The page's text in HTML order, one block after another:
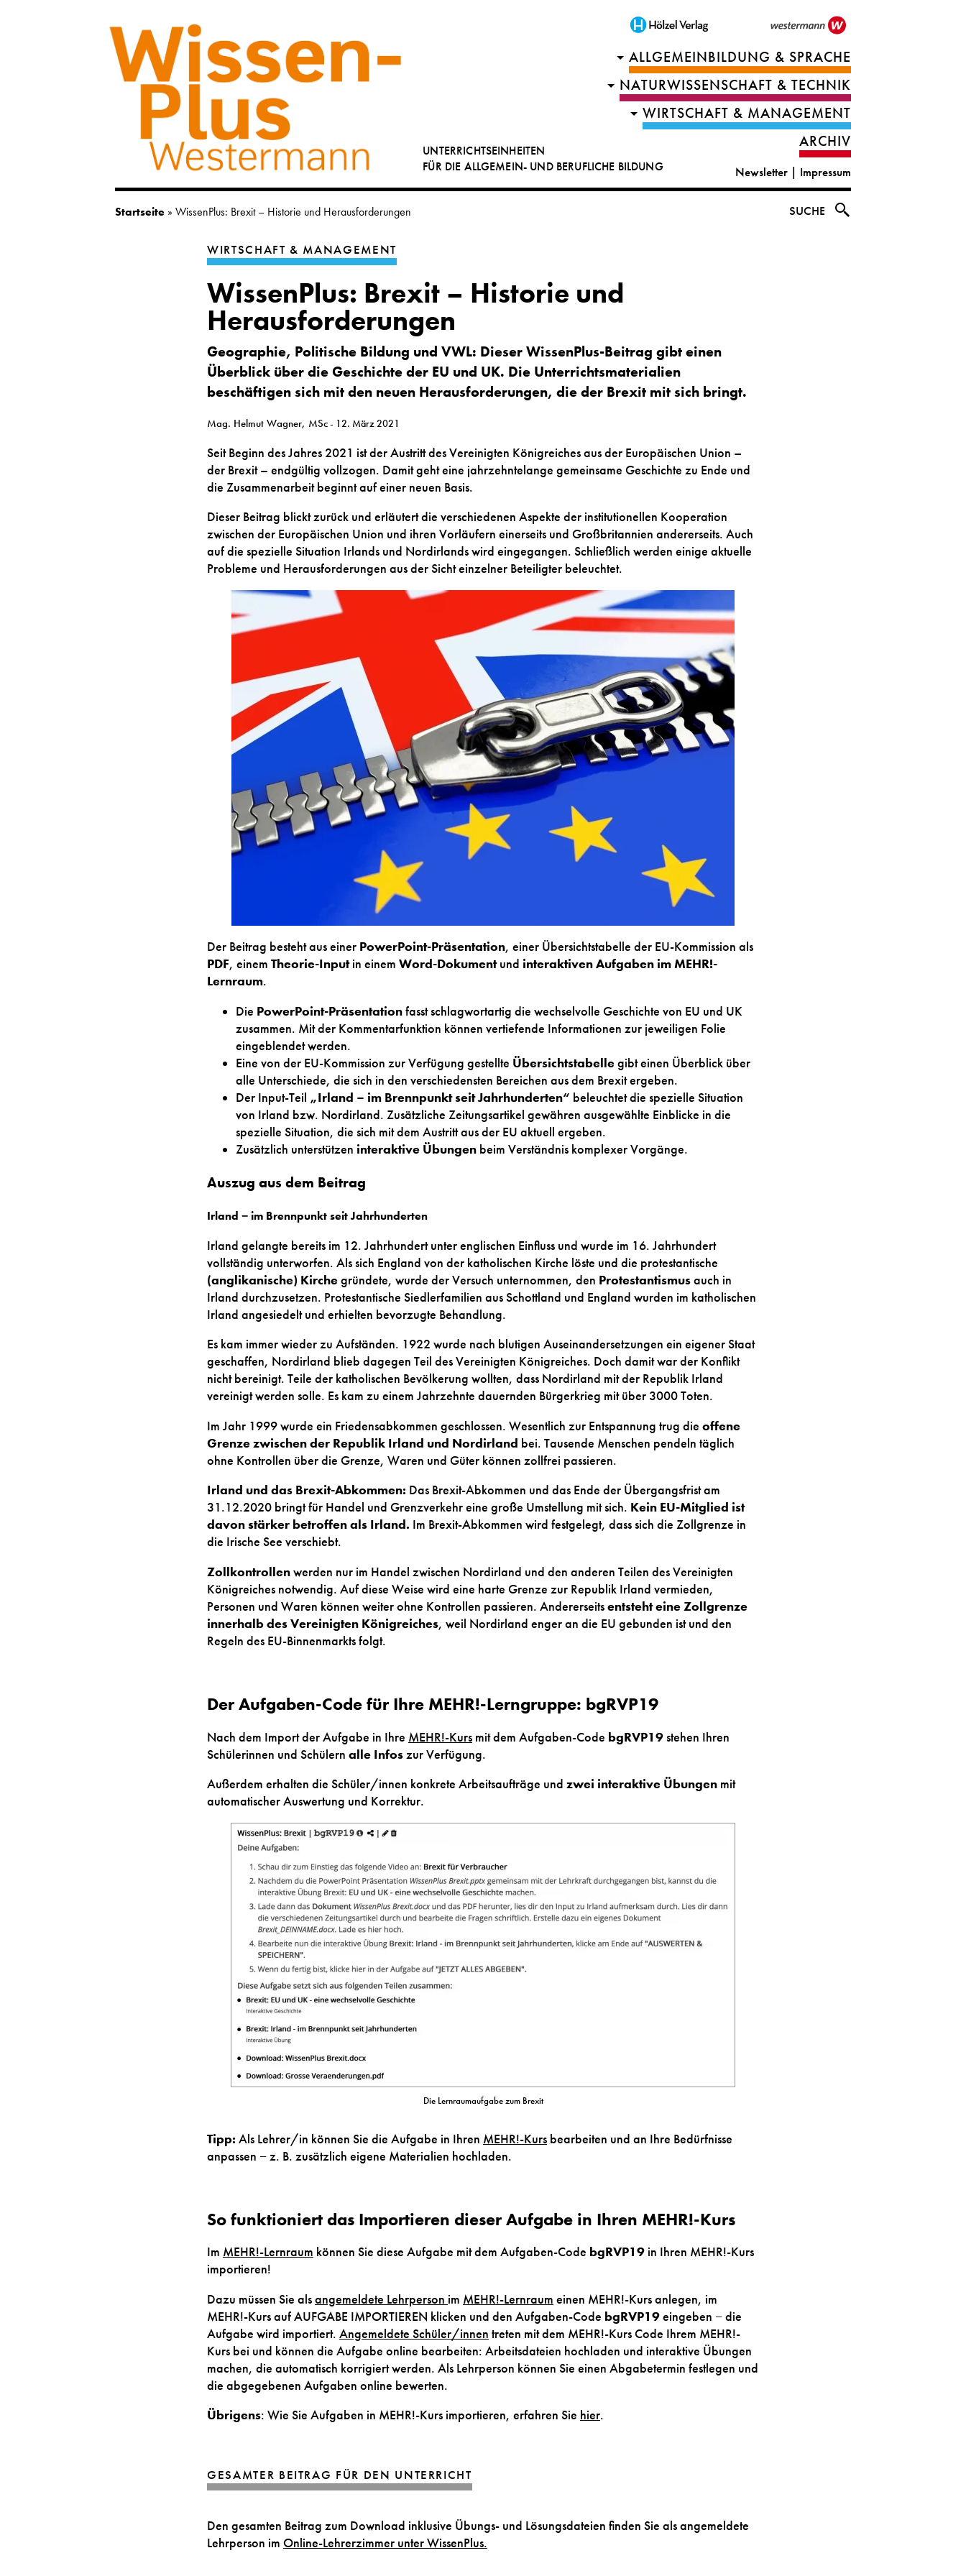
UNTERRICHTSEINHEITEN
FÜR DIE ALLGEMEIN- UND BERUFLICHE BILDUNG
ALLGEMEINBILDUNG & SPRACHE
NATURWISSENSCHAFT & TECHNIK
WIRTSCHAFT & MANAGEMENT
ARCHIV
Newsletter Impressum
Startseite » WissenPlus: Brexit – Historie und Herausforderungen SUCHE
WIRTSCHAFT & MANAGEMENT
WissenPlus: Brexit – Historie und
Herausforderungen
Geographie, Politische Bildung und VWL: Dieser WissenPlus-Beitrag gibt einen
Überblick über die Geschichte der EU und UK. Die Unterrichtsmaterialien
beschäftigen sich mit den neuen Herausforderungen, die der Brexit mit sich bringt.
Mag. Helmut Wagner, MSc- 12. März 2021
Seit Beginn des Jahres 2021 ist der Austritt des Vereinigten Königreiches aus der Europäischen Union –
der Brexit – endgültig vollzogen. Damit geht eine jahrzehntelange gemeinsame Geschichte zu Ende und
die Zusammenarbeit beginnt auf einer neuen Basis.
Dieser Beitrag blickt zurück und erläutert die verschiedenen Aspekte der institutionellen Kooperation
zwischen der Europäischen Union und ihren Vorläufern einerseits und Großbritannien andererseits. Auch
auf die spezielle Situation Irlands und Nordirlands wird eingegangen. Schließlich werden einige aktuelle
Probleme und Herausforderungen aus der Sicht einzelner Beteiligter beleuchtet.
Der Beitrag besteht aus einer PowerPoint-Präsentation, einer Übersichtstabelle der EU-Kommission als
PDF, einem Theorie-Inputin einem Word-Dokumentund interaktiven Aufgaben im MEHR!-
Lernraum.
Die PowerPoint-Präsentationfasst schlagwortartig die wechselvolle Geschichte von EU und UK
zusammen. Mit der Kommentarfunktion können vertiefende Informationen zur jeweiligen Folie
eingeblendet werden.
Eine von der EU-Kommission zur Verfügung gestellte Übersichtstabellegibt einen Überblick über
alle Unterschiede, die sich in den verschiedensten Bereichen aus dem Brexit ergeben.
Der Input-Teil „Irland – im Brennpunkt seit Jahrhunderten“ beleuchtet die spezielle Situation
von Irland bzw. Nordirland. Zusätzliche Zeitungsartikel gewähren ausgewählte Einblicke in die
spezielle Situation, die sich mit dem Austritt aus der EU aktuell ergeben.
Zusätzlich unterstützen interaktive Übungen beim Verständnis komplexer Vorgänge.
Auszug aus dem Beitrag
Irland − im Brennpunkt seit Jahrhunderten
Irland gelangte bereits im 12. Jahrhundert unter englischen Einfluss und wurde im 16. Jahrhundert
vollständig unterworfen. Als sich England von der katholischen Kirche löste und die protestantische
(anglikanische) Kirchegründete, wurde der Versuch unternommen, den Protestantismusauch in
Irland durchzusetzen. Protestantische Siedlerfamilien aus Schottland und England wurden im katholischen
Irland angesiedelt und erhielten bevorzugte Behandlung.
Es kam immer wieder zu Aufständen. 1922 wurde nach blutigen Auseinandersetzungen ein eigener Staat
geschaffen, Nordirland blieb dagegen Teil des Vereinigten Königreiches. Doch damit war der Konflikt
nicht bereinigt. Teile der katholischen Bevölkerung wollten, dass Nordirland mit der Republik Irland
vereinigt werden solle. Es kam zu einem Jahrzehnte dauernden Bürgerkrieg mit über 3000 Toten.
Im Jahr 1999 wurde ein Friedensabkommen geschlossen. Wesentlich zur Entspannung trug die offene
Grenze zwischen der Republik Irland und Nordirland bei. Tausende Menschen pendeln täglich
ohne Kontrollen über die Grenze, Waren und Güter können zollfrei passieren.
Irland und das Brexit-Abkommen: Das Brexit-Abkommen und das Ende der Übergangsfrist am
31.12.2020 bringt für Handel und Grenzverkehr eine große Umstellung mit sich. Kein EU-Mitglied ist
davon stärker betroffen als Irland. Im Brexit-Abkommen wird festgelegt, dass sich die Zollgrenze in
die Irische See verschiebt.
Zollkontrollenwerden nur im Handel zwischen Nordirland und den anderen Teilen des Vereinigten
Königreiches notwendig. Auf diese Weise wird eine harte Grenze zur Republik Irland vermieden,
Personen und Waren können weiter ohne Kontrollen passieren. Andererseitsentsteht eine Zollgrenze
innerhalb des Vereinigten Königreiches, weil Nordirland enger an die EU gebunden ist und den
Regeln des EU-Binnenmarkts folgt.
Der Aufgaben-Code für Ihre MEHR!-Lerngruppe: bgRVP19
Nach dem Import der Aufgabe in Ihre MEHR!-Kurs mit dem Aufgaben-Code bgRVP19stehen Ihren
Schülerinnen und Schülern alle Infoszur Verfügung.
Außerdem erhalten die Schüler/innen konkrete Arbeitsaufträge und zwei interaktive Übungen mit
automatischer Auswertung und Korrektur.
Die Lernraumaufgabe zum Brexit
Tipp: Als Lehrer/in können Sie die Aufgabe in Ihren MEHR!-Kurs bearbeiten und an Ihre Bedürfnisse
anpassen − z. B. zusätzlich eigene Materialien hochladen.
So funktioniert das Importieren dieser Aufgabe in Ihren MEHR!-Kurs
Im MEHR!-Lernraum können Sie diese Aufgabe mit dem Aufgaben-Code bgRVP19 in Ihren MEHR!-Kurs
importieren!
Dazu müssen Sie alsangemeldete Lehrperson im MEHR!-Lernraum einen MEHR!-Kurs anlegen, im
MEHR!-Kurs auf AUFGABE IMPORTIEREN klicken und den Aufgaben-Code bgRVP19eingeben − die
Aufgabe wird importiert. Angemeldete Schüler/innen treten mit dem MEHR!-Kurs Code Ihrem MEHR!-
Kurs bei und können die Aufgabe online bearbeiten: Arbeitsdateien hochladen und interaktive Übungen
machen, die automatisch korrigiert werden. Als Lehrperson können Sie einen Abgabetermin festlegen und
die abgegebenen Aufgaben online bewerten.
Übrigens: Wie Sie Aufgaben in MEHR!-Kurs importieren, erfahren Sie hier.
GESAMTER BEITRAG FÜR DEN UNTERRICHT
Den gesamten Beitrag zum Download inklusive Übungs- und Lösungsdateien finden Sie als angemeldete
Lehrperson im Online-Lehrerzimmer unter WissenPlus.